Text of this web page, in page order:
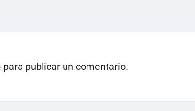
para publicar un comentario.